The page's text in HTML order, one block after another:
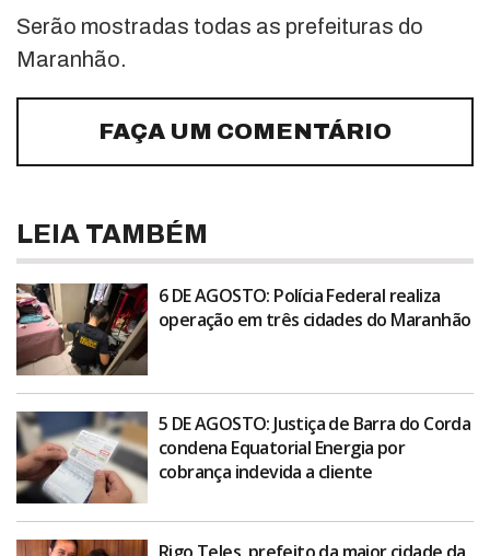
Serão mostradas todas as prefeituras do
Maranhão.
FAÇA UM COMENTÁRIO
LEIA TAMBÉM
6 DE AGOSTO: Polícia Federal realiza
operação em três cidades do Maranhão
5 DE AGOSTO: Justiça de Barra do Corda
condena Equatorial Energia por
cobrança indevida a cliente